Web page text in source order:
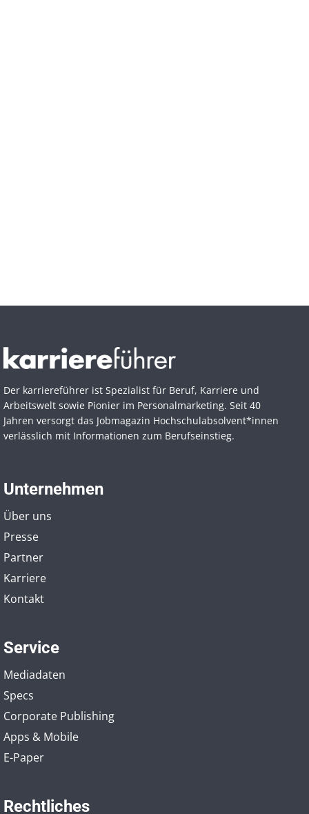
Der karriereführer ist Spezialist für Beruf, Karriere und
Arbeitswelt sowie Pionier im Personal­marketing. Seit 40
Jahren versorgt das Jobmagazin Hochschul­absolvent*innen
verlässlich mit Informationen zum Berufseinstieg.
Unternehmen
Über uns
Presse
Partner
Karriere
Kontakt
Service
Mediadaten
Specs
Corporate Publishing
Apps & Mobile
E-Paper
Rechtliches